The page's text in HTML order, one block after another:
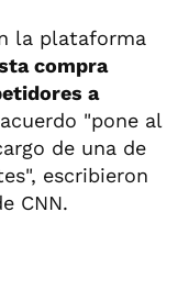
la plataforma
compra
a
"pone al
de una de
escribieron
CNN.